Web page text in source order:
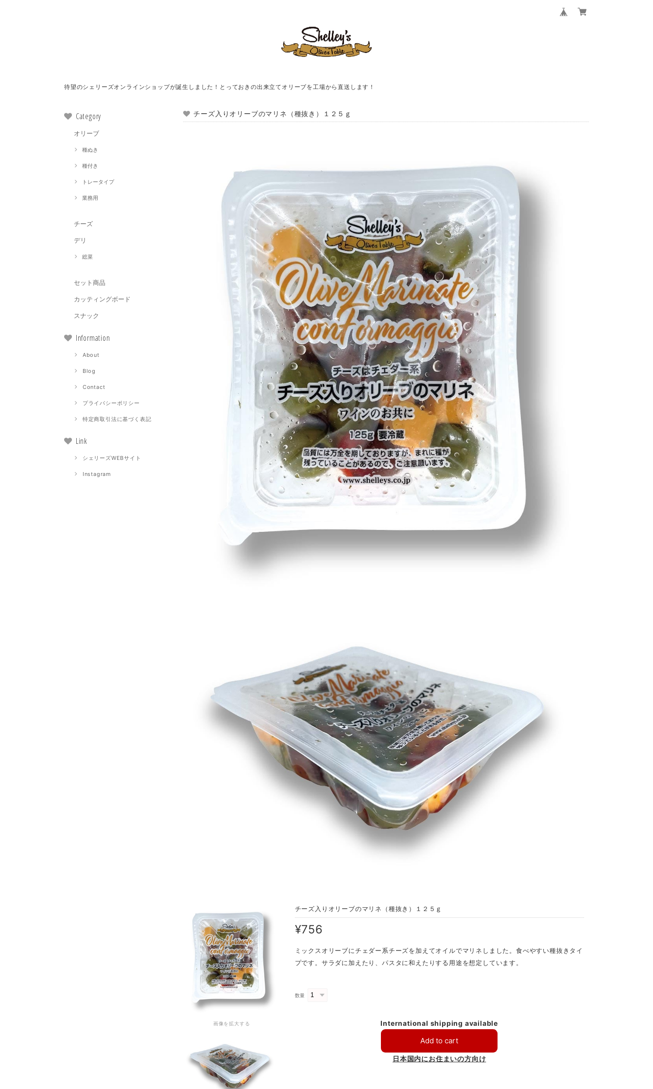
待望のシェリーズオンラインショップが誕生しました！とっておきの出来立てオリーブを工場から直送します！
Category
オリーブ
種ぬき
種付き
トレータイプ
業務用
チーズ
デリ
総菜
セット商品
カッティングボード
スナック
Information
About
Blog
Contact
プライバシーポリシー
特定商取引法に基づく表記
Link
シェリーズWEBサイト
Instagram
チーズ入りオリーブのマリネ（種抜き）１２５ｇ
画像を拡大する
チーズ入りオリーブのマリネ（種抜き）１２５ｇ
¥756
ミックスオリーブにチェダー系チーズを加えてオイルでマリネしました。食べやすい種抜きタイ
プです。サラダに加えたり、パスタに和えたりする用途を想定しています。
数量
International shipping available
Add to cart
日本国内にお住まいの方向け